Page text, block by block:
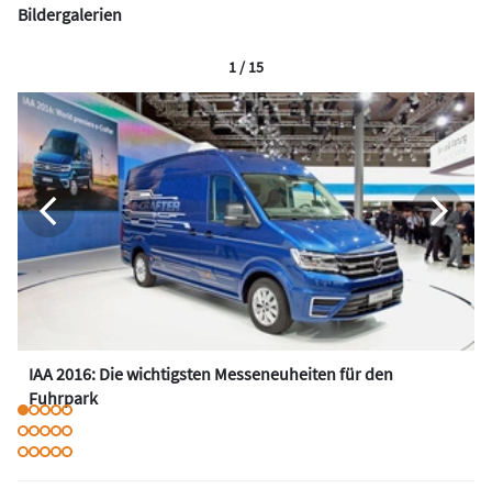
Bildergalerien
IAA 2016: Die wichtigsten Messeneuheiten für den
Fuhrpark
1 / 15